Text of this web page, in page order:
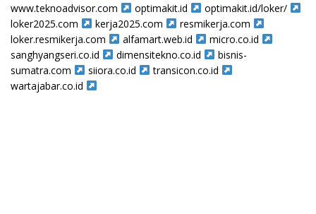
www.teknoadvisor.com
optimakit.id
optimakit.id/loker/
loker2025.com
kerja2025.com
resmikerja.com
loker.resmikerja.com
alfamart.web.id
micro.co.id
sanghyangseri.co.id
dimensitekno.co.id
bisnis-
sumatra.com
siiora.co.id
transicon.co.id
wartajabar.co.id